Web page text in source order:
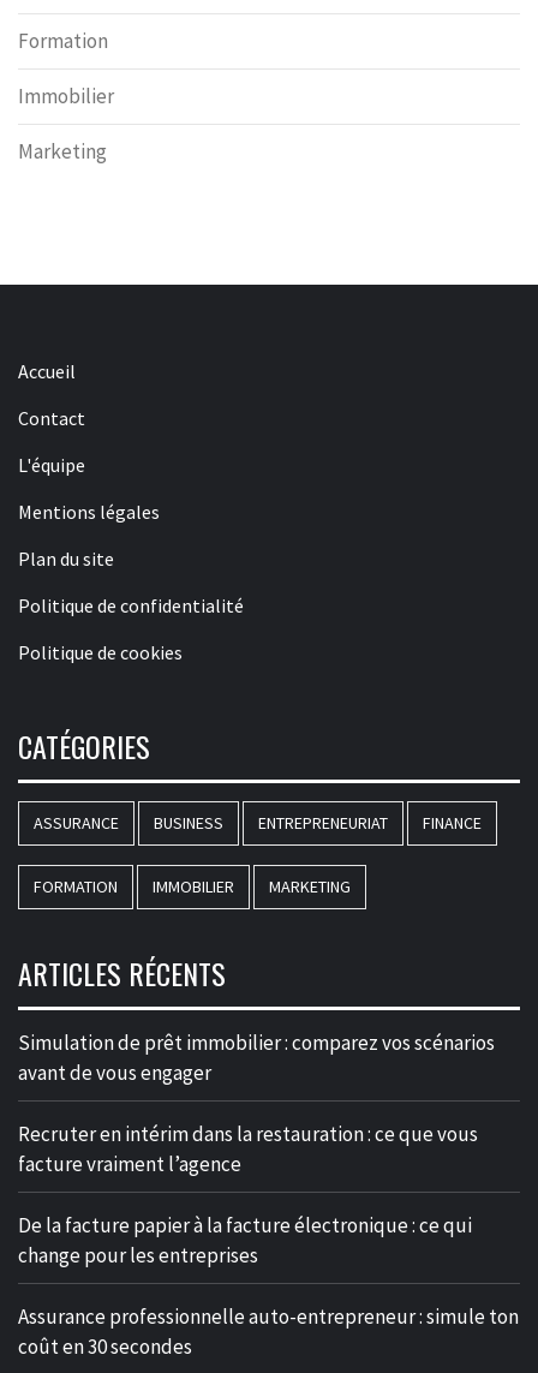
Formation
Immobilier
Marketing
Accueil
Contact
L'équipe
Mentions légales
Plan du site
Politique de confidentialité
Politique de cookies
CATÉGORIES
ASSURANCE BUSINESS ENTREPRENEURIAT FINANCE
FORMATION IMMOBILIER MARKETING
ARTICLES RÉCENTS
Simulation de prêt immobilier : comparez vos scénarios
avant de vous engager
Recruter en intérim dans la restauration : ce que vous
facture vraiment l’agence
De la facture papier à la facture électronique : ce qui
change pour les entreprises
Assurance professionnelle auto-entrepreneur : simule ton
coût en 30 secondes